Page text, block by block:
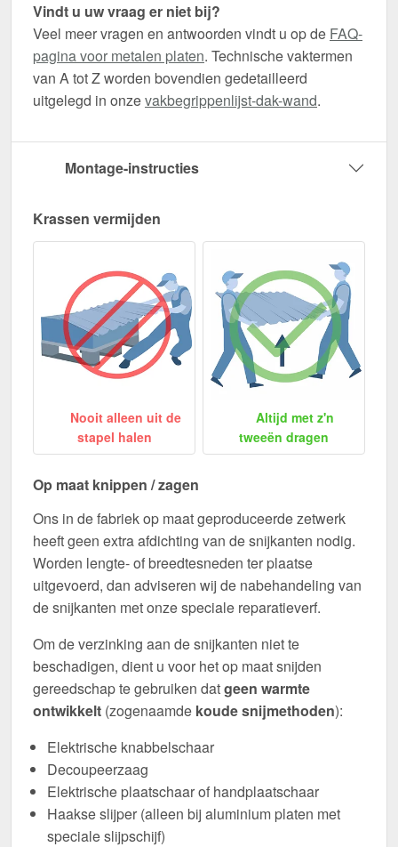
Vindt u uw vraag er niet bij?
Veel meer vragen en antwoorden vindt u op de FAQ-
pagina voor metalen platen. Technische vaktermen
van A tot Z worden bovendien gedetailleerd
uitgelegd in onzevakbegrippenlijst-dak-wand.
Montage-instructies
Krassen vermijden
Nooit alleen uit de
stapel halen
Altijd met z'n
tweeën dragen
Op maat knippen / zagen
Ons in de fabriek op maat geproduceerde zetwerk
heeft geen extra afdichting van de snijkanten nodig.
Worden lengte- of breedtesneden ter plaatse
uitgevoerd, dan adviseren wij de nabehandeling van
de snijkanten met onze speciale reparatieverf.
Om de verzinking aan de snijkanten niet te
beschadigen, dient u voor het op maat snijden
gereedschap te gebruiken datgeen warmte
ontwikkelt (zogenaamde koude snijmethoden):
Elektrische knabbelschaar
Decoupeerzaag
Elektrische plaatschaar of handplaatschaar
Haakse slijper (alleen bij aluminium platen met
speciale slijpschijf)